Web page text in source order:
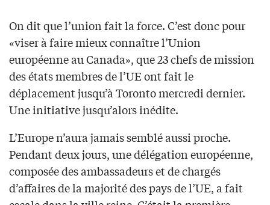
On dit que l’union fait la force. C’est donc pour
«viser à faire mieux connaître l’Union
européenne au Canada», que 23 chefs de mission
des états membres de l’UE ont fait le
déplacement jusqu’à Toronto mercredi dernier.
Une initiative jusqu’alors inédite.
L’Europe n’aura jamais semblé aussi proche.
Pendant deux jours, une délégation européenne,
composée des ambassadeurs et de chargés
d’affaires de la majorité des pays de l’UE, a fait